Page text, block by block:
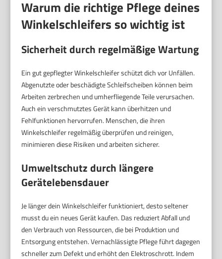
Warum die richtige Pflege deines
Winkelschleifers so wichtig ist
Sicherheit durch regelmäßige Wartung
Ein gut gepflegter Winkelschleifer schützt dich vor Unfällen.
Abgenutzte oder beschädigte Schleifscheiben können beim
Arbeiten zerbrechen und umherfliegende Teile verursachen.
Auch ein verschmutztes Gerät kann überhitzen und
Fehlfunktionen hervorrufen. Menschen, die ihren
Winkelschleifer regelmäßig überprüfen und reinigen,
minimieren diese Risiken und arbeiten sicherer.
Umweltschutz durch längere
Gerätelebensdauer
Je länger dein Winkelschleifer funktioniert, desto seltener
musst du ein neues Gerät kaufen. Das reduziert Abfall und
den Verbrauch von Ressourcen, die bei Produktion und
Entsorgung entstehen. Vernachlässigte Pflege führt dagegen
schneller zum Defekt und erhöht den Elektroschrott. Indem